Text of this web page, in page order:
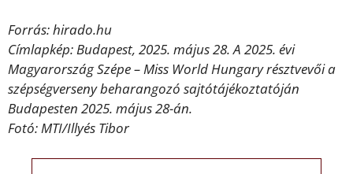
Forrás: hirado.hu
Címlapkép: Budapest, 2025. május 28. A 2025. évi
Magyarország Szépe – Miss World Hungary résztvevői a
szépségverseny beharangozó sajtótájékoztatóján
Budapesten 2025. május 28-án.
Fotó: MTI/Illyés Tibor